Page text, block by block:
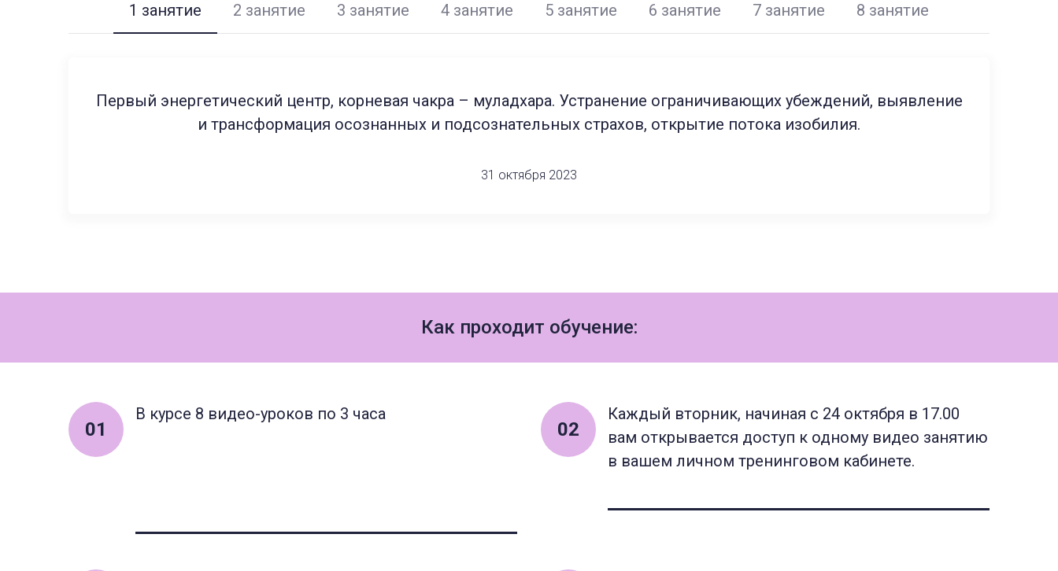
1 занятие 2 занятие 3 занятие 4 занятие 5 занятие 6 занятие 7 занятие 8 занятие
Первый энергетический центр, корневая чакра – муладхара. Устранение ограничивающих убеждений, выявление
и трансформация осознанных и подсознательных страхов, открытие потока изобилия.
31 октября 2023
Как проходит обучение:
01
В курсе 8 видео-уроков по 3 часа
02
Каждый вторник, начиная с 24 октября в 17.00
вам открывается доступ к одному видео занятию
в вашем личном тренинговом кабинете.